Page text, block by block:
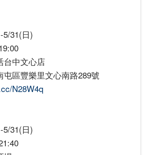
5/31(日)
台中文心店
屯區豐樂里文心南路289號
N28W4q
5/31(日)